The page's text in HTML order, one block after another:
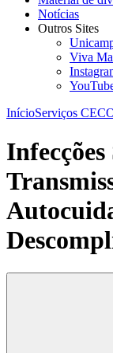
Notícias
Outros Sites
Viva
InícioServiços